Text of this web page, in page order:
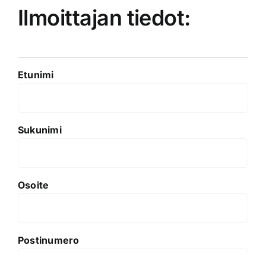
Ilmoittajan tiedot:
Etunimi
Sukunimi
Osoite
Postinumero